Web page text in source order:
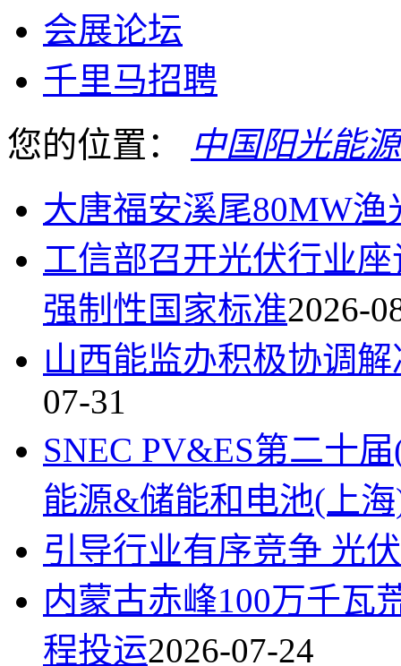
会展论坛
千里马招聘
您的位置：
中国阳光能
大唐福安溪尾80MW
工信部召开光伏行业
强制性国家标准2026-
山西能监办积极协调
07-31
SNEC PV&ES第二十
能源&储能和电池(上
引导行业有序竞争 光
内蒙古赤峰100万千瓦
程投运2026-07-24